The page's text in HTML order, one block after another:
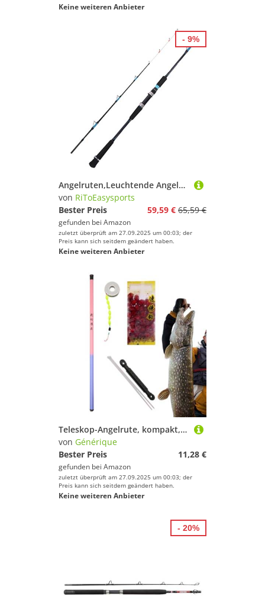
Keine weiteren Anbieter
Angelruten,Leuchtende Angeln Offshore-Trolling-Rute für Hochsee-Offshore-Angeln(1,65m / 5,4ft)
von RiToEasysports
Bester Preis
59,59 € 65,59 €
gefunden bei Amazon
zuletzt überprüft am 27.09.2025 um 00:03; der
Preis kann sich seitdem geändert haben.
Keine weiteren Anbieter
- 9%
Teleskop-Angelrute, kompakt, für – tragbar für Anfänger, zum Angeln im Hochsee, Surfen, Boot, Fluss, See, , , Fliegen, Wandern, Camping und
von Générique
Bester Preis
11,28 €
gefunden bei Amazon
zuletzt überprüft am 27.09.2025 um 00:03; der
Preis kann sich seitdem geändert haben.
Keine weiteren Anbieter
- 20%